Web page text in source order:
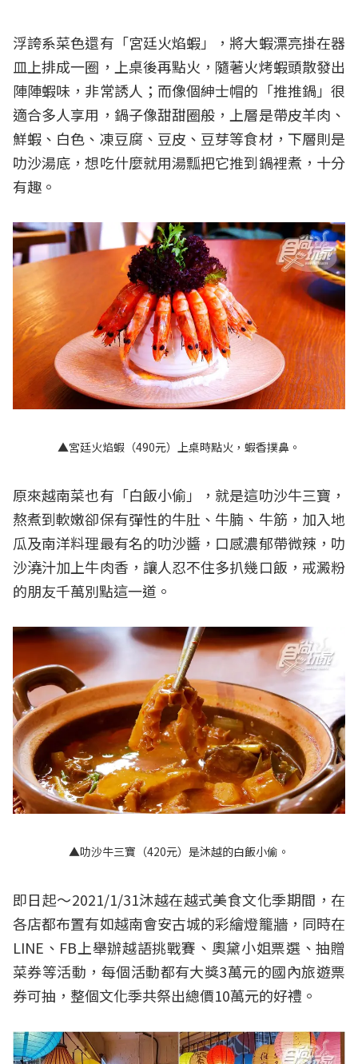
浮誇系菜色還有「宮廷火焰蝦」，將大蝦漂亮掛在器
皿上排成一圈，上桌後再點火，隨著火烤蝦頭散發出
陣陣蝦味，非常誘人；而像個紳士帽的「推推鍋」很
適合多人享用，鍋子像甜甜圈般，上層是帶皮羊肉、
鮮蝦、白色、凍豆腐、豆皮、豆芽等食材，下層則是
叻沙湯底，想吃什麼就用湯瓢把它推到鍋裡煮，十分
有趣。
▲宮廷火焰蝦（490元）上桌時點火，蝦香撲鼻。
原來越南菜也有「白飯小偷」，就是這叻沙牛三寶，
熬煮到軟嫩卻保有彈性的牛肚、牛腩、牛筋，加入地
瓜及南洋料理最有名的叻沙醬，口感濃郁帶微辣，叻
沙澆汁加上牛肉香，讓人忍不住多扒幾口飯，戒澱粉
的朋友千萬別點這一道。
▲叻沙牛三寶（420元）是沐越的白飯小偷。
即日起～2021/1/31沐越在越式美食文化季期間，在
各店都布置有如越南會安古城的彩繪燈籠牆，同時在
LINE、FB上舉辦越語挑戰賽、奧黛小姐票選、抽贈
菜券等活動，每個活動都有大獎3萬元的國內旅遊票
券可抽，整個文化季共祭出總價10萬元的好禮。